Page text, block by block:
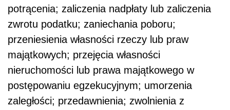
potrącenia; zaliczenia nadpłaty lub zaliczenia
zwrotu podatku; zaniechania poboru;
przeniesienia własności rzeczy lub praw
majątkowych; przejęcia własności
nieruchomości lub prawa majątkowego w
postępowaniu egzekucyjnym; umorzenia
zaległości; przedawnienia; zwolnienia z